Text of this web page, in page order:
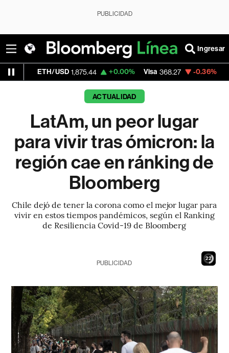
PUBLICIDAD
Ingresar
1,875.44 +0.00% Visa 368.27 -0.36% MercadoLibre
ACTUALIDAD
LatAm, un peor lugar
para vivir tras ómicron: la
región cae en ránking de
Bloomberg
Chile dejó de tener la corona como el mejor lugar para
vivir en estos tiempos pandémicos, según el Ranking
de Resiliencia Covid-19 de Bloomberg
21
PUBLICIDAD